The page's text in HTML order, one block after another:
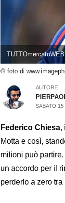
TUTTOmercatoWEB
© foto di
AUTORE
SABATO
Federico Chiesa,
Motta e così,
milioni può
un accordo per il
perderlo a zero tra